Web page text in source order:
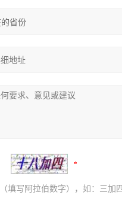
填写阿拉伯数字），如：三加